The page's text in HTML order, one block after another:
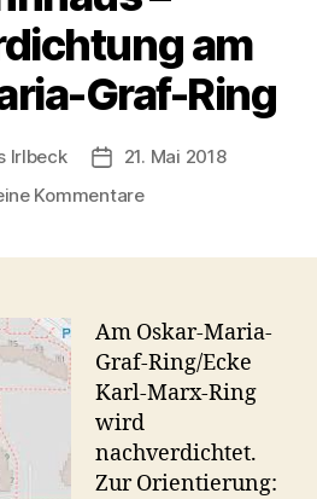
am
Graf-Ring
Irlbeck Veröffentlichungsdatum
21. Mai 2018
Kommentarezu
–
Nachverdichtung
am
Oskar-
Maria-
Graf-
Ring
Am Oskar-Maria-
Graf-Ring/Ecke
Karl-Marx-Ring
wird
nachverdichtet.
Zur Orientierung: